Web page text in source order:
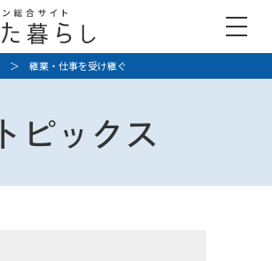
＞ 継業・仕事を受け継ぐ
トピックス